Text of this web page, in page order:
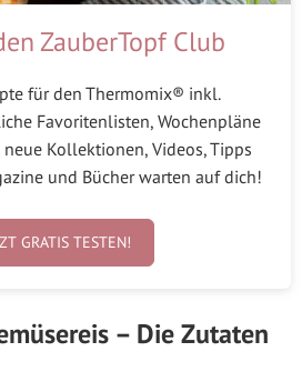
ZauberTopf Club
für den Thermomix® inkl.
Favoritenlisten, Wochenpläne
Kollektionen, Videos, Tipps
und Bücher warten auf dich!
GRATIS TESTEN!
– Die Zutaten